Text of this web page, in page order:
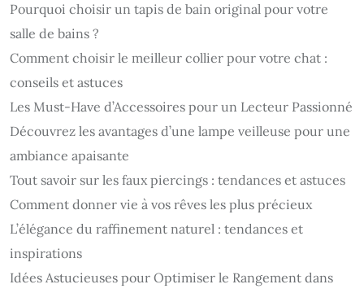
Pourquoi choisir un tapis de bain original pour votre
salle de bains ?
Comment choisir le meilleur collier pour votre chat :
conseils et astuces
Les Must-Have d’Accessoires pour un Lecteur Passionné
Découvrez les avantages d’une lampe veilleuse pour une
ambiance apaisante
Tout savoir sur les faux piercings : tendances et astuces
Comment donner vie à vos rêves les plus précieux
L’élégance du raffinement naturel : tendances et
inspirations
Idées Astucieuses pour Optimiser le Rangement dans